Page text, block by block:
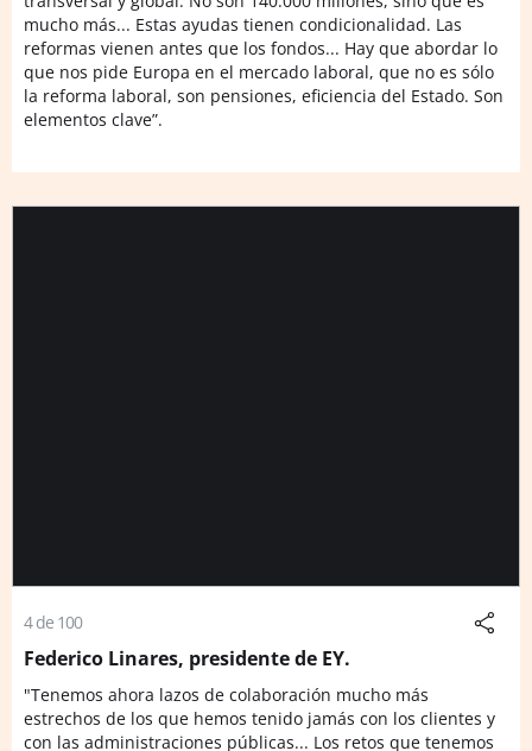
mucho más... Estas ayudas tienen condicionalidad. Las
reformas vienen antes que los fondos... Hay que abordar lo
que nos pide Europa en el mercado laboral, que no es sólo
la reforma laboral, son pensiones, eficiencia del Estado. Son
elementos clave”.
4 de 100
Federico Linares, presidente de EY.
"Tenemos ahora lazos de colaboración mucho más
estrechos de los que hemos tenido jamás con los clientes y
con las administraciones públicas... Los retos que tenemos